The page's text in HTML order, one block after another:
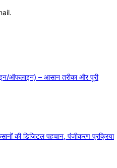
ऑफलाइन) – आसान तरीका और पूरी
की डिजिटल पहचान, पंजीकरण प्रक्रिया